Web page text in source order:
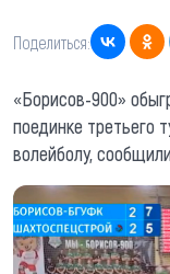
Поделиться:
«Борисов-900»
поединке третьего
волейболу,